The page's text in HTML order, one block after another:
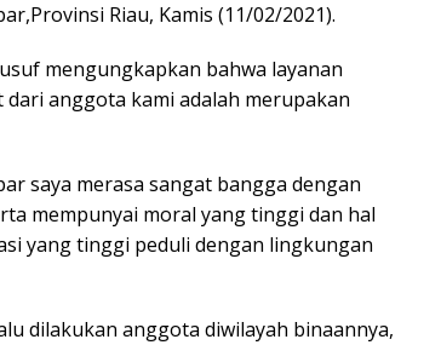
Riau, Kamis (11/02/2021).
mengungkapkan bahwa layanan
anggota kami adalah merupakan
saya merasa sangat bangga dengan
mempunyai moral yang tinggi dan hal
yang tinggi peduli dengan lingkungan
dilakukan anggota diwilayah binaannya,